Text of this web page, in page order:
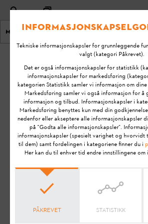
Meny STIHL Nettsted
KA-01078
Kan jeg bruke en
brukt STIHL Smart
Connector på et
annet produkt?
STIHL connected
Lesbruksanvisningen
nøye før du
produktet for bruk, tar det i bruk, rengjør
det, oppbevarer det, vedlikeholder det,
Tekniske informasjonskapsler for grunnleggende
valgt (kategori Påkrevet).
Det er også informasjonskapsler for statistikk
informasjonskapsler for markedsføring
kategorien Statistikk samler vi informasjon om
Markedsføring samler vi også informasjon for å
informasjon og tilbud. Informasjonskapsler i
Markedsføring benyttes kun med din
nedenfor eller akseptere alle informasjonskapsler
på "Godta alle informasjonskapsler".
informasjonskapsler (spesielt varighet og hvorvidt
til dem) samt fordelingen i kategoriene finner du i
Her kan du til enhver tid endre innstillingene om
PÅKREVET STATISTIKK